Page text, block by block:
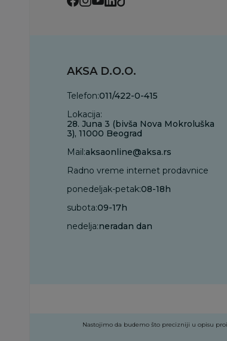
AKSA D.O.O.
Telefon:011/422-0-415
Lokacija:
28. Juna 3 (bivša Nova Mokroluška
3), 11000 Beograd
Mail:aksaonline@aksa.rs
Radno vreme internet prodavnice
ponedeljak-petak:08-18h
subota:09-17h
nedelja:neradan dan
Nastojimo da budemo što precizniji u opisu